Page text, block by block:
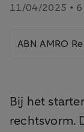
11/04/2025 •
ABN AMRO
Bij het
rechtsvorm.